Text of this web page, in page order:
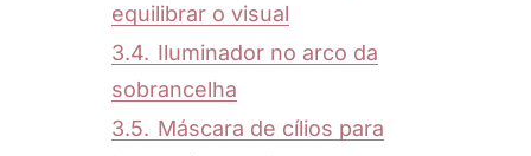
equilibrar o visual
3.4. Iluminador no arco da
sobrancelha
3.5. Máscara de cílios para